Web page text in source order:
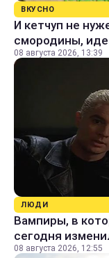
ВКУСНО
И кетчуп не
смородины,
08 августа 2026, 13:39
ЛЮДИ
Вампиры, в
сегодня
08 августа 2026, 12:55